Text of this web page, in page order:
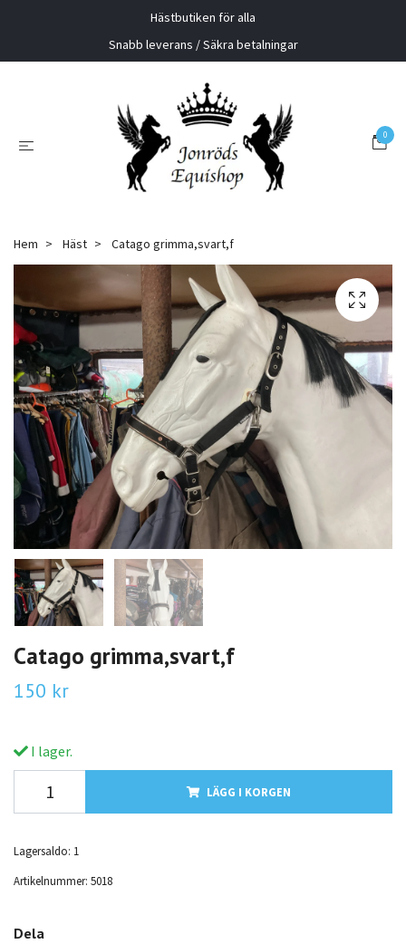
Hästbutiken för alla
Snabb leverans / Säkra betalningar
0
Hem Häst Catago grimma,svart,f
Catago grimma,svart,f
150 kr
I lager.
LÄGG I KORGEN
Lagersaldo: 1
Artikelnummer: 5018
Dela